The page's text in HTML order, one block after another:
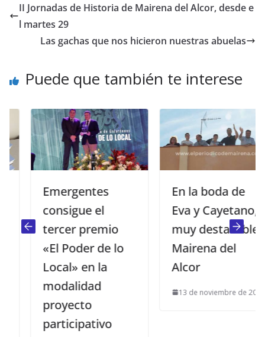
II Jornadas de Historia de Mairena del Alcor, desde e
l martes 29
Las gachas que nos hicieron nuestras abuelas
Puede que también te interese
Emergentes
consigue el
tercer premio
«El Poder de lo
Local» en la
modalidad
proyecto
participativo
En la boda de
Eva y Cayetano,
muy destacable
Mairena del
Alcor
13 de noviembre de 2015